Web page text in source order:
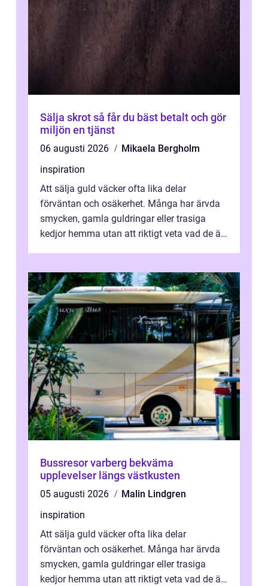
Sälja skrot så får du bäst betalt och gör
miljön en tjänst
06 augusti 2026
Mikaela Bergholm
inspiration
Att sälja guld väcker ofta lika delar
förväntan och osäkerhet. Många har ärvda
smycken, gamla guldringar eller trasiga
kedjor hemma utan att riktigt veta vad de är
Bussresor varberg bekväma
upplevelser längs västkusten
05 augusti 2026
Malin Lindgren
inspiration
Att sälja guld väcker ofta lika delar
förväntan och osäkerhet. Många har ärvda
smycken, gamla guldringar eller trasiga
kedjor hemma utan att riktigt veta vad de är